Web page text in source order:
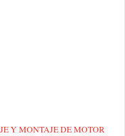
Y MONTAJE DE MOTOR